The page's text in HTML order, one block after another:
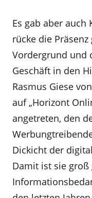
Es gab aber auch
rücke die
Vordergrund und
Geschäft in den
Rasmus Giese
auf „Horizont
angetreten, den
Dickicht der
Damit ist sie groß